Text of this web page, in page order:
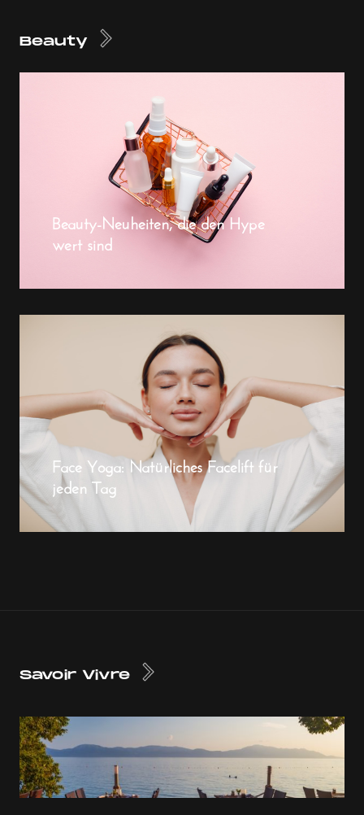
Beauty
Beauty-Neuheiten, die den Hype
wert sind
Face Yoga: Natürliches Facelift für
jeden Tag
Savoir Vivre